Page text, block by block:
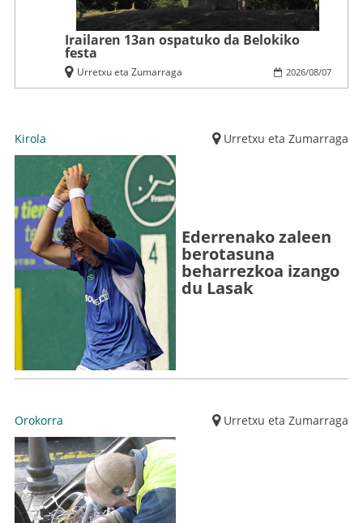
Irailaren 13an ospatuko da Belokiko
festa
2026/08/07
Urretxu eta Zumarraga
Kirola Urretxu eta Zumarraga
Ederrenako zaleen
berotasuna
beharrezkoa izango
du Lasak
Orokorra Urretxu eta Zumarraga